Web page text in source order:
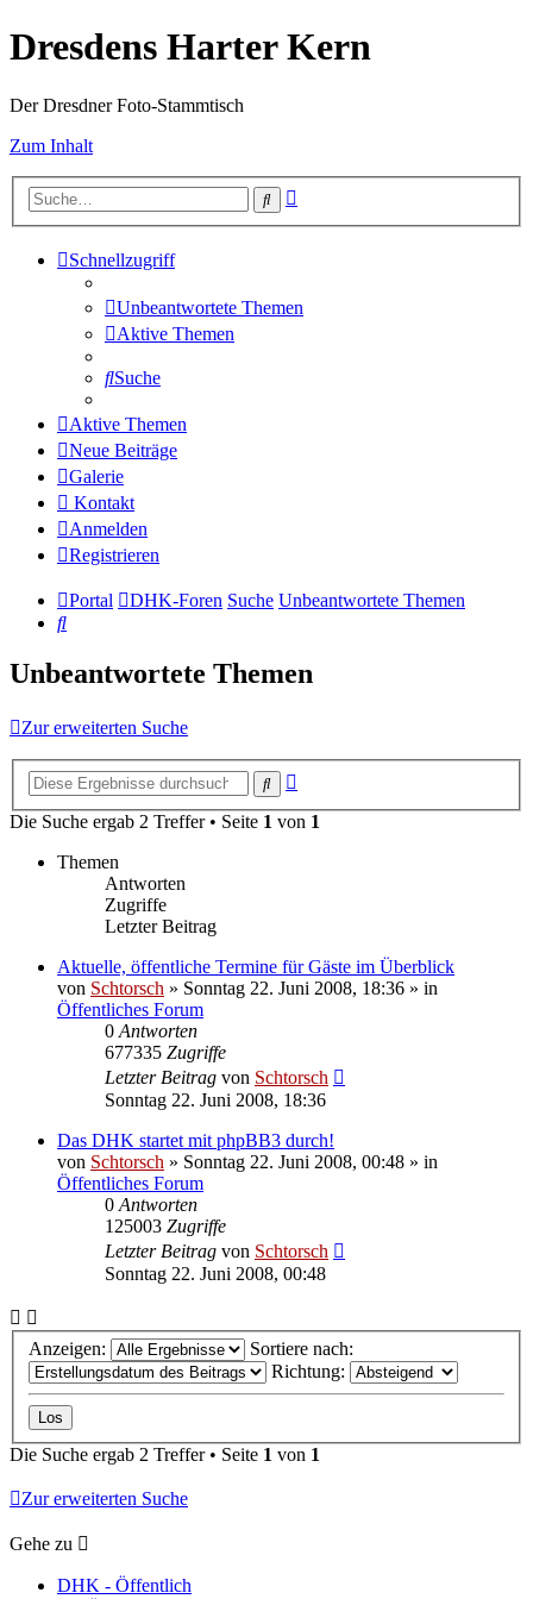
Dresdens Harter Kern
Der Dresdner Foto-Stammtisch
Zum Inhalt
Suche
Schnellzugriff
Unbeantwortete Themen
Aktive Themen
Suche
Aktive Themen
Neue Beiträge
Galerie
Kontakt
Anmelden
Registrieren
Portal DHK-Foren Suche Unbeantwortete Themen
Suche
Unbeantwortete Themen
Zur erweiterten Suche
Suche
Die Suche ergab 2 Treffer • Seite 1 von 1
Themen
Antworten
Zugriffe
Letzter Beitrag
Aktuelle, öffentliche Termine für Gäste im Überblick
von Schtorsch » Sonntag 22. Juni 2008, 18:36 » in
Öffentliches Forum
0 Antworten
677335 Zugriffe
Letzter Beitrag von Schtorsch
Sonntag 22. Juni 2008, 18:36
Das DHK startet mit phpBB3 durch!
von Schtorsch » Sonntag 22. Juni 2008, 00:48 » in
Öffentliches Forum
0 Antworten
125003 Zugriffe
Letzter Beitrag von Schtorsch
Sonntag 22. Juni 2008, 00:48
Anzeigen:
Sortiere nach:
Richtung:
Die Suche ergab 2 Treffer • Seite 1 von 1
Zur erweiterten Suche
Gehe zu
DHK - Öffentlich